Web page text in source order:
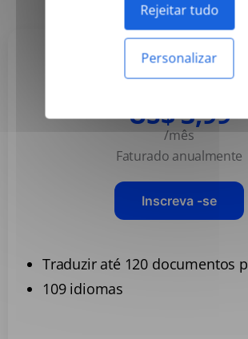
Rejeitar tudo
Personalizar
Basic
US$ 3,99
/mês
Faturado anualmente
Inscreva -se
Traduzir até 120 documentos
109 idiomas